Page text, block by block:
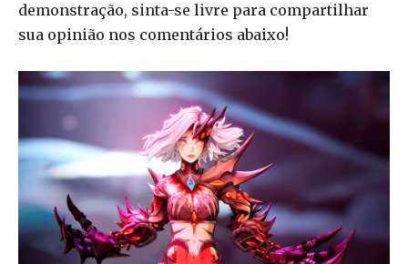
demonstração, sinta-se livre para compartilhar
sua opinião nos comentários abaixo!